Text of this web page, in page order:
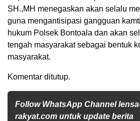
SH.,MH menegaskan akan selalu
guna mengantisipasi gangguan
hukum Polsek Bontoala dan akan
tengah masyarakat sebagai bentuk
masyarakat.
Komentar ditutup.
Follow WhatsApp Channel
rakyat.com untuk update berita